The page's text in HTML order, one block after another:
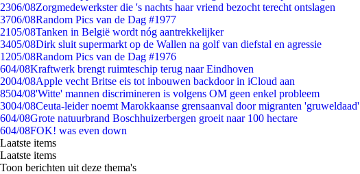
2306/08Zorgmedewerkster die 's nachts haar vriend bezocht terecht ontslagen
3706/08Random Pics van de Dag #1977
2105/08Tanken in België wordt nóg aantrekkelijker
3405/08Dirk sluit supermarkt op de Wallen na golf van diefstal en agressie
1205/08Random Pics van de Dag #1976
604/08Kraftwerk brengt ruimteschip terug naar Eindhoven
2004/08Apple vecht Britse eis tot inbouwen backdoor in iCloud aan
8504/08'Witte' mannen discrimineren is volgens OM geen enkel probleem
3004/08Ceuta-leider noemt Marokkaanse grensaanval door migranten 'gruweldaad'
604/08Grote natuurbrand Boschhuizerbergen groeit naar 100 hectare
604/08FOK! was even down
Laatste items
Laatste items
Toon berichten uit deze thema's